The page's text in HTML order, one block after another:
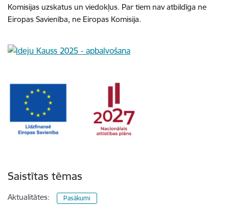
Komisijas uzskatus un viedokļus. Par tiem nav atbildīga ne
Eiropas Savienība, ne Eiropas Komisija.
Saistītas tēmas
Aktualitātes: Pasākumi